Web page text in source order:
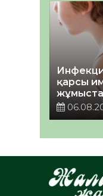
қарсы